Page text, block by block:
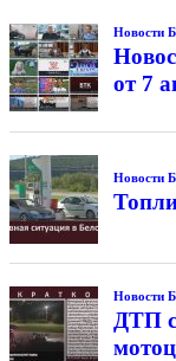
Новости
от 7
Новости
Новости
ДТП